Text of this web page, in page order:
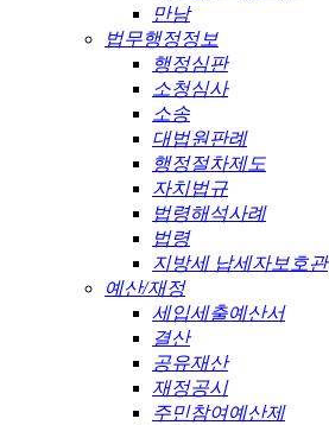
만남
법무행정정보
행정심판
소청심사
소송
대법원판례
행정절차제도
자치법규
법령해석사례
법령
지방세 납세자보호관
예산/재정
세입세출예산서
결산
공유재산
재정공시
주민참여예산제